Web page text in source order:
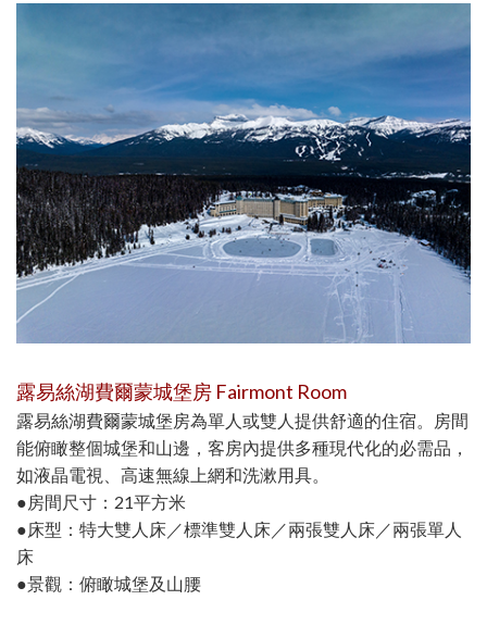
露易絲湖費爾蒙城堡房 Fairmont Room
露易絲湖費爾蒙城堡房為單人或雙人提供舒適的住宿。房間
能俯瞰整個城堡和山邊，客房內提供多種現代化的必需品，
如液晶電視、高速無線上網和洗漱用具。
●房間尺寸：21平方米
●床型：特大雙人床／標準雙人床／兩張雙人床／兩張單人
床
●景觀：俯瞰城堡及山腰